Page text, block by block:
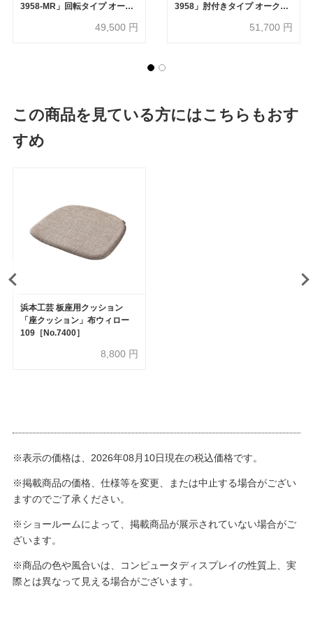
3958-MR」回転タイプ オーク
49,500 円
3958」肘付きタイプ オーク材
51,700 円
この商品を見ている方にはこちらもおす
すめ
浜本工芸 板座用クッション
「座クッション」布ウィロー
109［No.7400］
8,800 円
※表示の価格は、2026年08月10日現在の税込価格です。
※掲載商品の価格、仕様等を変更、または中止する場合がござい
ますのでご了承ください。
※ショールームによって、掲載商品が展示されていない場合がご
ざいます。
※商品の色や風合いは、コンピュータディスプレイの性質上、実
際とは異なって見える場合がございます。